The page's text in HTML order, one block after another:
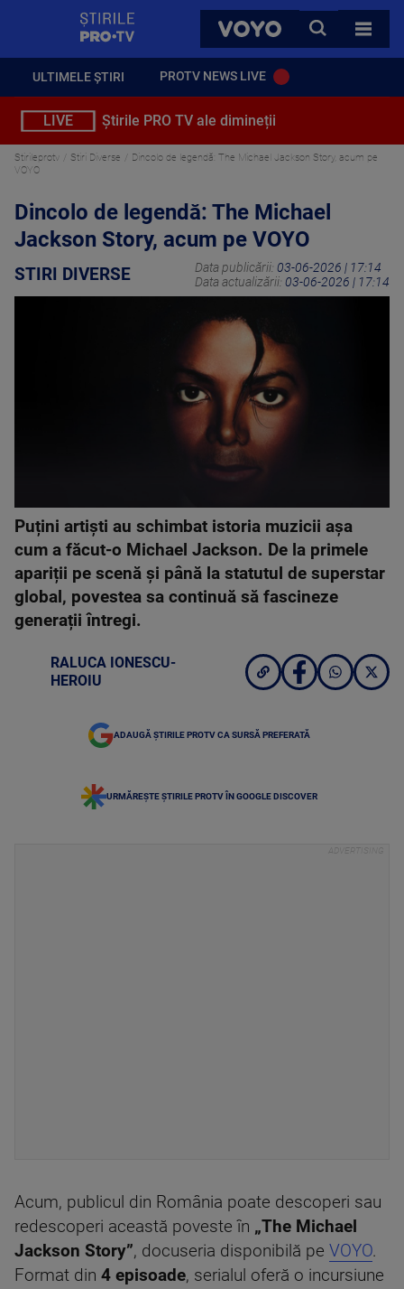
VOYO
CAUTA
TOATE
ULTIMELE ȘTIRI PROTV NEWS LIVE
LIVE Știrile PRO TV ale dimineții
Stirileprotv Stiri Diverse
Dincolo de legendă: The Michael Jackson Story, acum pe
VOYO
Dincolo de legendă: The Michael
Jackson Story, acum pe VOYO
STIRI DIVERSE Data publicării: 03-06-2026 | 17:14
Data actualizării: 03-06-2026 | 17:14
Puțini artiști au schimbat istoria muzicii așa
cum a făcut-o Michael Jackson. De la primele
apariții pe scenă și până la statutul de superstar
global, povestea sa continuă să fascineze
generații întregi.
RALUCA IONESCU-
HEROIU
ADAUGĂ ȘTIRILE PROTV CA SURSĂ PREFERATĂ
URMĂREȘTE ȘTIRILE PROTV ÎN GOOGLE DISCOVER
Acum, publicul din România poate descoperi sau
redescoperi această poveste în „The Michael
Jackson Story”, docuseria disponibilă pe VOYO.
Format din 4 episoade, serialul oferă o incursiune